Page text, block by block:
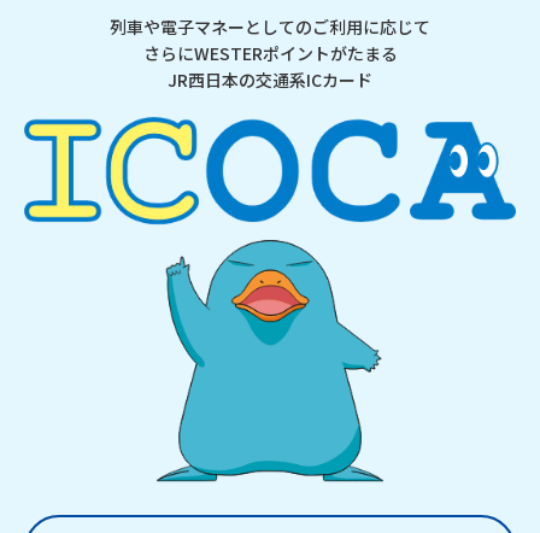
列車や電子マネーとしてのご利用に応じて
さらにWESTERポイントがたまる
JR西日本の交通系ICカード